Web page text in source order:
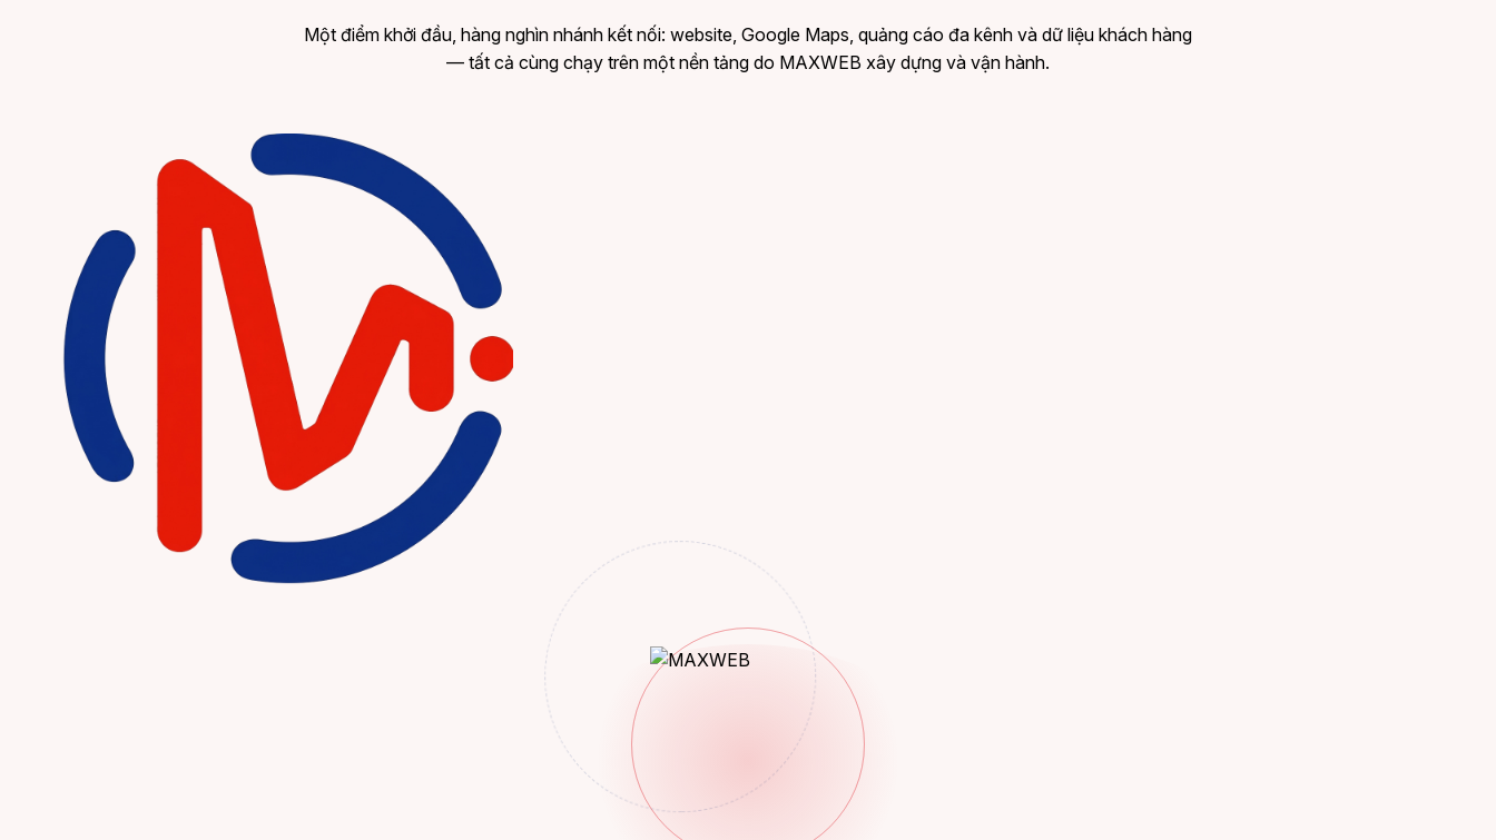
Một điểm khởi đầu, hàng nghìn nhánh kết nối: website, Google Maps, quảng cáo đa kênh và dữ liệu khách hàng
— tất cả cùng chạy trên một nền tảng do MAXWEB xây dựng và vận hành.